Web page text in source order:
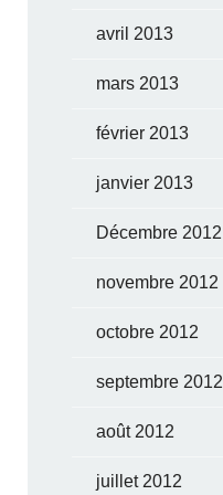
avril 2013
mars 2013
février 2013
janvier 2013
Décembre 2012
novembre 2012
octobre 2012
septembre 2012
août 2012
juillet 2012